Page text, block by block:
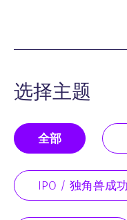
选择主题
全部
IPO / 独角兽成